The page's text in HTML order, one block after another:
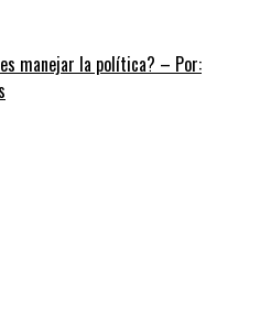
manejar la política? – Por: